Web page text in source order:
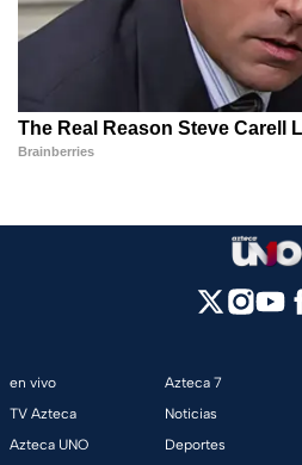
en vivo
TV Azteca
Azteca UNO
Azteca 7
Noticias
Deportes